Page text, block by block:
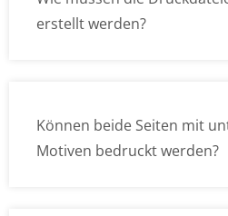
erstellt werden?
Können beide Seiten mit
Motiven bedruckt werden?